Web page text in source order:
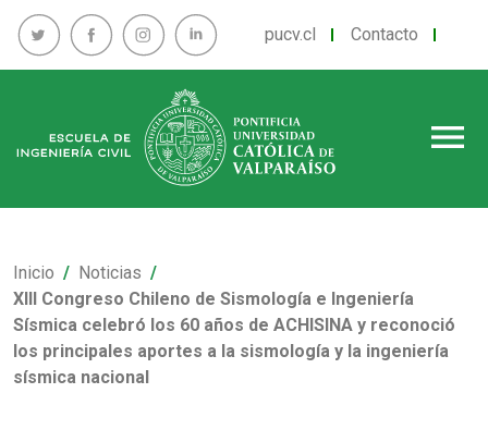
pucv.cl Contacto
menu
Inicio
Noticias
XIII Congreso Chileno de Sismología e Ingeniería
Sísmica celebró los 60 años de ACHISINA y reconoció
los principales aportes a la sismología y la ingeniería
sísmica nacional